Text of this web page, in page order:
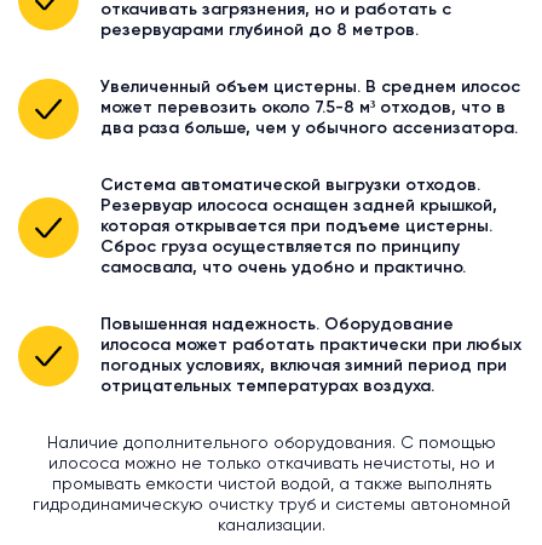
откачивать загрязнения, но и работать с
резервуарами глубиной до 8 метров.
Увеличенный объем цистерны. В среднем илосос
может перевозить около 7.5-8 м³ отходов, что в
два раза больше, чем у обычного ассенизатора.
Система автоматической выгрузки отходов.
Резервуар илососа оснащен задней крышкой,
которая открывается при подъеме цистерны.
Сброс груза осуществляется по принципу
самосвала, что очень удобно и практично.
Повышенная надежность. Оборудование
илососа может работать практически при любых
погодных условиях, включая зимний период при
отрицательных температурах воздуха.
Наличие дополнительного оборудования. С помощью
илососа можно не только откачивать нечистоты, но и
промывать емкости чистой водой, а также выполнять
гидродинамическую очистку труб и системы автономной
канализации.